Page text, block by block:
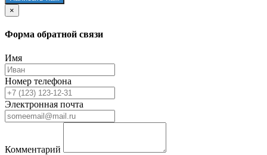
×
Форма обратной связи
Имя
Номер телефона
Электронная почта
Комментарий